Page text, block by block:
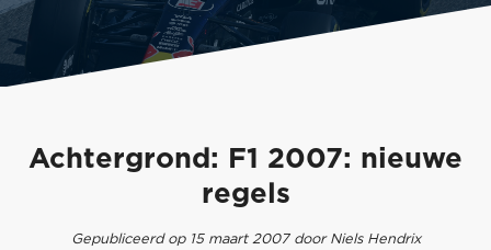
Achtergrond: F1 2007: nieuwe
regels
Gepubliceerd op 15 maart 2007 door Niels Hendrix